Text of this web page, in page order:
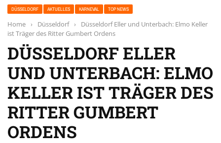
DÜSSELDORF AKTUELLES KARNEVAL TOP NEWS
Home › Düsseldorf ›
Düsseldorf Eller und Unterbach: Elmo Keller
ist Träger des Ritter Gumbert Ordens
DÜSSELDORF ELLER
UND UNTERBACH: ELMO
KELLER IST TRÄGER DES
RITTER GUMBERT
ORDENS